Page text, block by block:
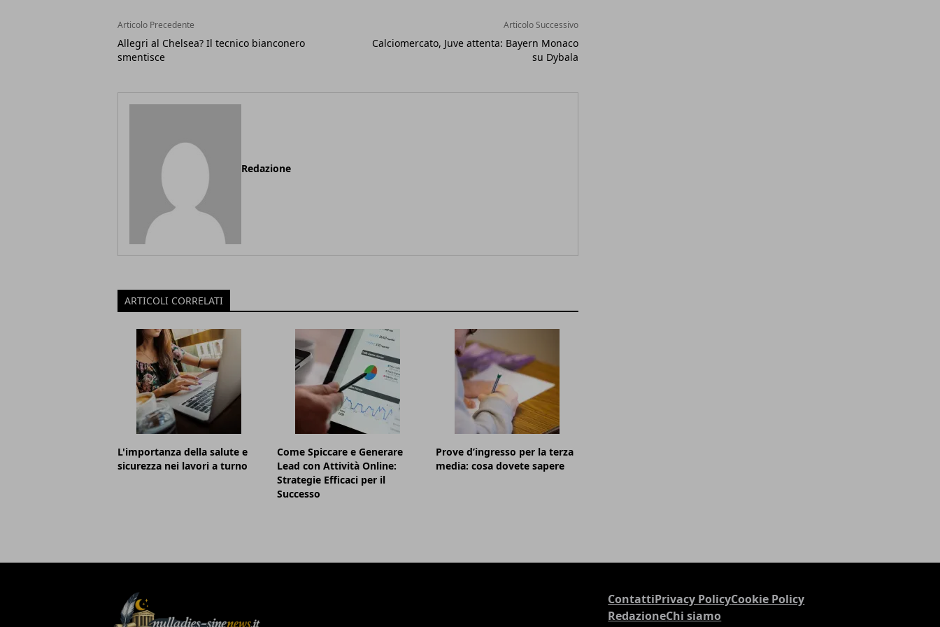
Articolo Precedente
Allegri al Chelsea? Il tecnico bianconero
smentisce
Articolo Successivo
Calciomercato, Juve attenta: Bayern Monaco
su Dybala
Redazione
ARTICOLI CORRELATI
L'importanza della salute e
sicurezza nei lavori a turno
Come Spiccare e Generare
Lead con Attività Online:
Strategie Efficaci per il
Successo
Prove d’ingresso per la terza
media: cosa dovete sapere
ContattiPrivacy PolicyCookie Policy
RedazioneChi siamo